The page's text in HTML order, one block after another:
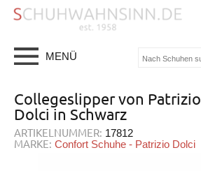
MENÜ
Collegeslipper von Patrizio
Dolci in Schwarz
ARTIKELNUMMER: 17812
MARKE: Confort Schuhe - Patrizio Dolci